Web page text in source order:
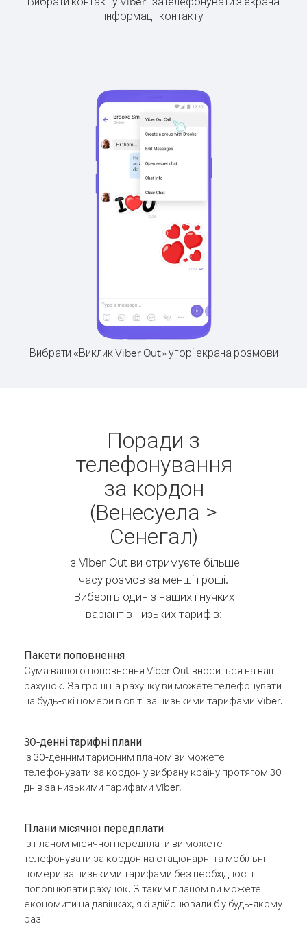
інформації контакту
Вибрати «Виклик Viber Out» угорі екрана розмови
Поради з
телефонування
за кордон
(Венесуела >
Сенегал)
Із Viber Out ви отримуєте більше
часу розмов за менші гроші.
Виберіть один з наших гнучких
варіантів низьких тарифів:
Пакети поповнення
Сума вашого поповнення Viber Out вноситься на ваш
рахунок. За гроші на рахунку ви можете телефонувати
на будь-які номери в світі за низькими тарифами Viber.
30-денні тарифні плани
Із 30-денним тарифним планом ви можете
телефонувати за кордон у вибрану країну протягом 30
днів за низькими тарифами Viber.
Плани місячної передплати
Із планом місячної передплати ви можете
телефонувати за кордон на стаціонарні та мобільні
номери за низькими тарифами без необхідності
поповнювати рахунок. З таким планом ви можете
економити на дзвінках, які здійснювали б у будь-якому
разі